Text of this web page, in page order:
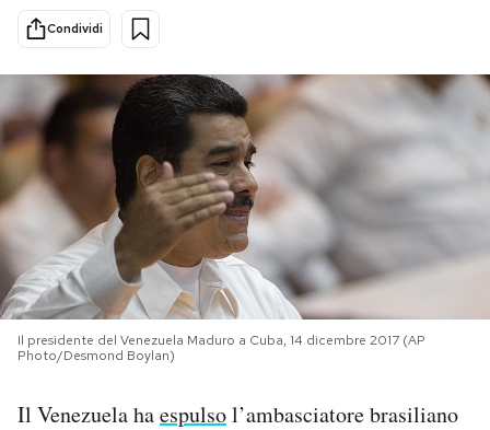
Sport
PODCAST
NEWSLETTER
I MIEI PREFERITI
SHOP
CALENDARIO
Condividi
Il presidente del Venezuela Maduro a Cuba, 14 dicembre 2017 (AP
Photo/Desmond Boylan)
Il Venezuela haespulsol’ambasciatore brasiliano